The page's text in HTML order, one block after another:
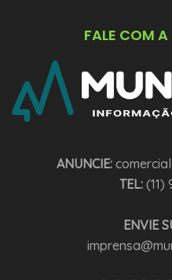
FALE COM
ANUNCIE:
TEL:(11)
ENVIE